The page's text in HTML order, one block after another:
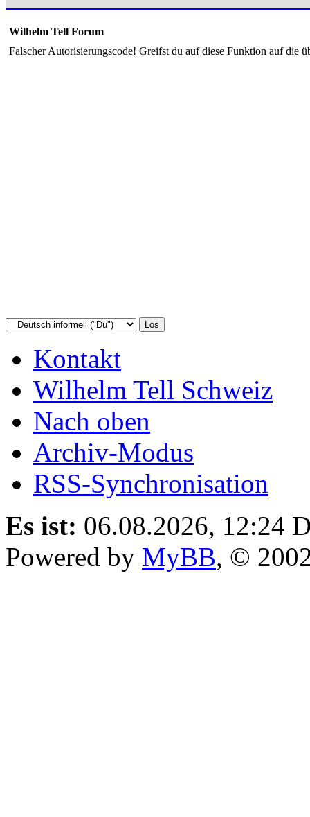
Wilhelm Tell Forum
Falscher Autorisierungscode! Greifst du auf diese Funktion auf die
Kontakt
Wilhelm Tell Schweiz
Nach oben
Archiv-Modus
RSS-Synchronisation
Es ist: 06.08.2026, 12:24
Powered by MyBB, ©